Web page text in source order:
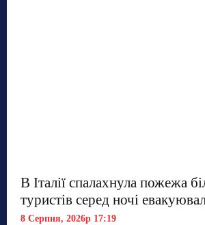
В Італії спалахнула пожежа
туристів серед ночі
8 Серпня, 2026р 17:19